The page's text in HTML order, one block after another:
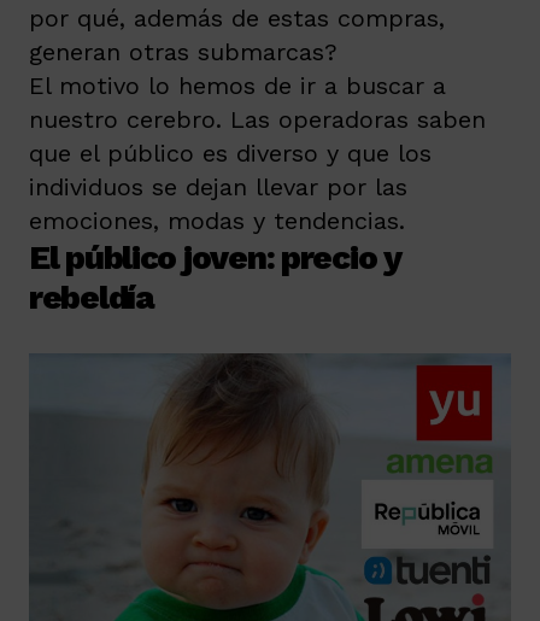
por qué, además de estas compras,
generan otras submarcas?
El motivo lo hemos de ir a buscar a
nuestro cerebro. Las operadoras saben
que el público es diverso y que los
individuos se dejan llevar por las
emociones, modas y tendencias.
El público joven: precio y
rebeldía